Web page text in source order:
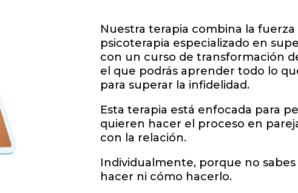
Nuestra terapia combina la
psicoterapia especializado en
con un curso de transformación
el que podrás aprender todo lo
para superar la infidelidad.
Esta terapia está enfocada para
quieren hacer el proceso en
con la relación.
Individualmente, porque no
hacer ni cómo hacerlo.